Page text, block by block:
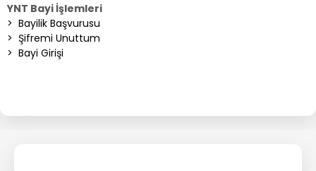
YNT Bayi İşlemleri
> Bayilik Başvurusu
> Şifremi Unuttum
> Bayi Girişi